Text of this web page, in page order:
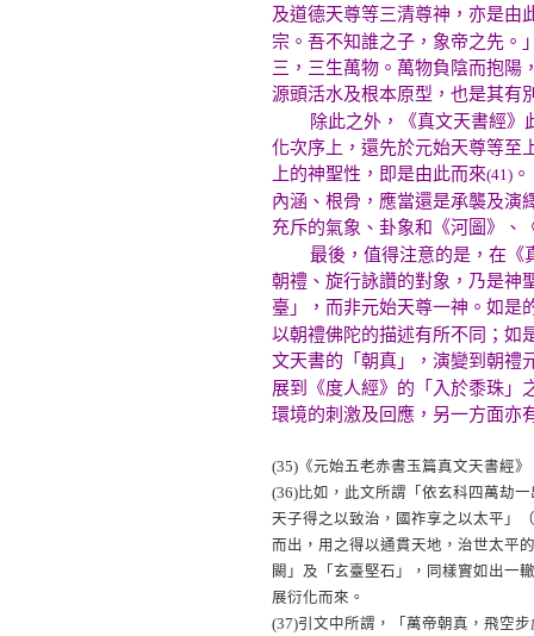
及道德天尊等三清尊神，亦是由
宗。吾不知誰之子，象帝之先。
三，三生萬物。萬物負陰而抱陽
源頭活水及根本原型，也是其有
除此之外，《真文天書經》此
化次序上，還先於元始天尊等至
上的神聖性，即是由此而來(41)
內涵、根骨，應當還是承襲及演
充斥的氣象、卦象和《河圖》、
最後，值得注意的是，在《真
朝禮、旋行詠讚的對象，乃是神
臺」，而非元始天尊一神。如是
以朝禮佛陀的描述有所不同；如
文天書的「朝真」，演變到朝禮
展到《度人經》的「入於黍珠」
環境的刺激及回應，另一方面亦
(35) 《元始五老赤書玉篇真文天書經
(36)比如，此文所謂「依玄科四萬劫
天子得之以致治，國祚享之以太平」
而出，用之得以通貫天地，治世太平
闕」及「玄臺堅石」，同樣實如出一
展衍化而來。
(37)引文中所謂，「萬帝朝真，飛空